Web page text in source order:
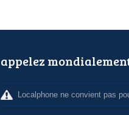
appelez
Localphone ne convient pas